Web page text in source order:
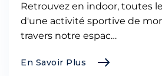
Retrouvez en indoor, toutes
d'une activité sportive de
travers notre espac…
En Savoir Plus